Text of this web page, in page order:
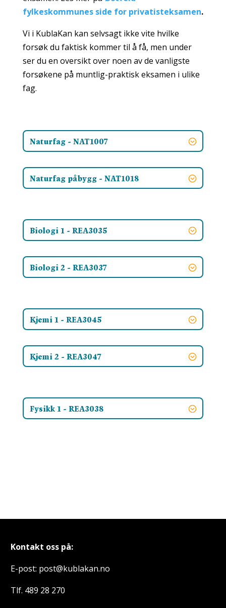
fylkeskommunes side for privatisteksamen.
Vi i KublaKan kan selvsagt ikke vite hvilke
forsøk du faktisk kommer til å få, men under
ser du en oversikt over noen av de vanligste
forsøkene på muntlig-praktisk eksamen i ulike
fag.
Naturfag - NAT1007
Naturfag påbygg - NAT1018
Biologi 1 - REA3035
Biologi 2 - REA3037
Kjemi 1 - REA3045
Kjemi 2 - REA3047
Fysikk 1 - REA3038
Kontakt oss på:
E-post: post@kublakan.no
Tlf. 489 28 270